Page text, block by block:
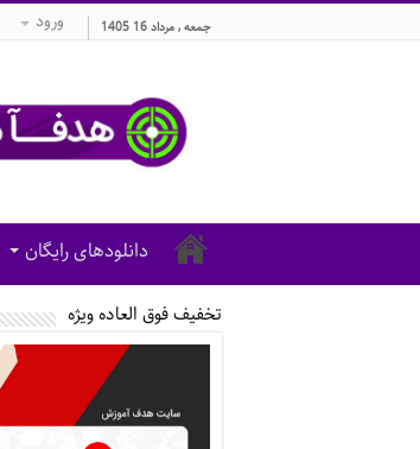
جمعه , مرداد 16 1405 ورود
دانلودهای رایگان
تخفیف فوق العاده ویژه